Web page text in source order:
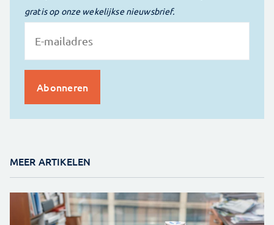
gratis op onze wekelijkse nieuwsbrief.
MEER ARTIKELEN